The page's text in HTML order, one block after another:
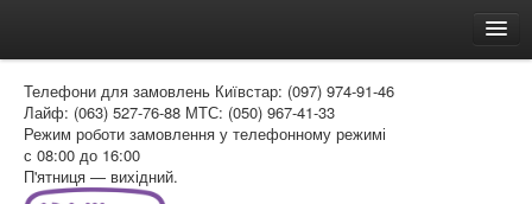
Доставка и оплата
Как заказать
Контакти
Телефони для замовлень Київстар: (097) 974-91-46
Лайф: (063) 527-76-88 МТС: (050) 967-41-33
Режим роботи замовлення у телефонному режимі
с 08:00 до 16:00
П'ятниця — вихідний.